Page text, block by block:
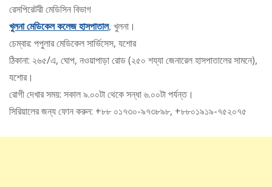
রেসপিরেটরী মেডিসিন বিভাগ
খুলনা মেডিকেল কলেজ হাসপাতাল, খুলনা।
চেম্বার: পপুলার মেডিকেল সার্ভিসেস, যশোর
ঠিকানা: ২৬৫/এ, ঘোপ, নওয়াপাড়া রোড (২৫০ শয্যা জেনারেল হাসপাতালের সামনে),
যশোর।
রোগী দেখার সময়: সকাল ৯.০০টা থেকে সন্ধা ৬.০০টা পর্যন্ত।
সিরিয়ালের জন্য ফোন করুন: +৮৮ ০১৭৩০-৯৭৩৮৯৮, +৮৮০১৯১৯-৭৫২০৭৫